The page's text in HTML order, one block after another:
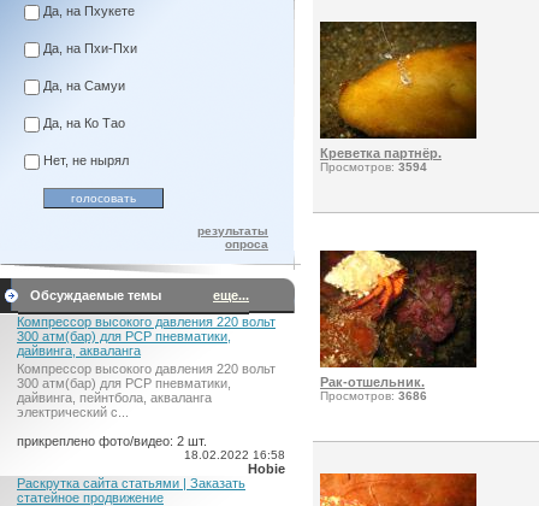
Да, на Пхукете
Да, на Пхи-Пхи
Да, на Самуи
Да, на Ко Тао
Нет, не нырял
результаты
опроса
Обсуждаемые темы
еще...
Компрессор высокого давления 220 вольт
300 атм(бар) для PCP пневматики,
дайвинга, акваланга
Компрессор высокого давления 220 вольт
300 атм(бар) для PCP пневматики,
дайвинга, пейнтбола, акваланга
электрический c...
прикреплено фото/видео: 2 шт.
18.02.2022 16:58
Hobie
Раскрутка сайта статьями | Заказать
статейное продвижение
Креветка партнёр.
Просмотров: 3594
Рак-отшельник.
Просмотров: 3686